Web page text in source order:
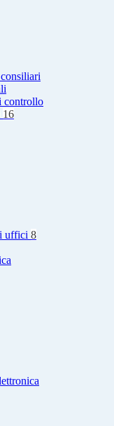
controllo
16
uffici 8